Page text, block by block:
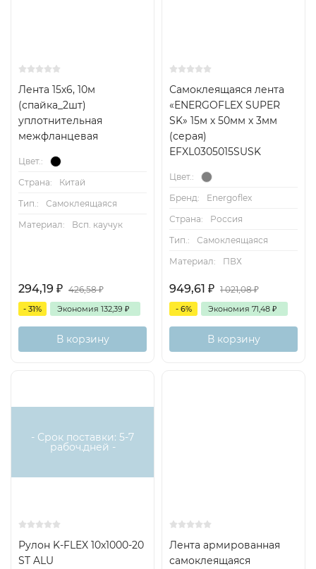
Лента 15х6, 10м
(спайка_2шт)
уплотнительная
межфланцевая
Цвет.:
Страна:
Китай
Тип.:
Самоклеящаяся
Материал:
Всп. каучук
294,19 ₽ 426,58₽
- 31% Экономия 132,39 ₽
В корзину
Самоклеящаяся лента
«ENERGOFLEX SUPER
SK» 15м х 50мм х 3мм
(серая)
EFXL0305015SUSK
Цвет.:
Бренд:
Energoflex
Страна:
Россия
Тип.:
Самоклеящаяся
Материал:
ПВХ
949,61 ₽ 1 021,08₽
- 6% Экономия 71,48 ₽
В корзину
- Срок поставки: 5-7
рабоч.дней -
Рулон K-FLEX 10x1000-20
ST ALU
Лента армированная
самоклеящаяся